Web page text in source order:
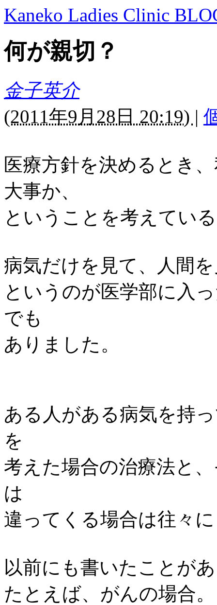
Kaneko Ladies Clinic
何が親切？
金子英介
(2011年9月28日 20:19) |
医療方針を決めるとき
大事か、
ということを考えてい
病気だけを見て、人間
というのが医学部に入
でも
ありました。
ある人がある病気を持
を
考えた場合の治療法と
は
違ってくる場合は往々
以前にも書いたことが
たとえば、がんの場合。